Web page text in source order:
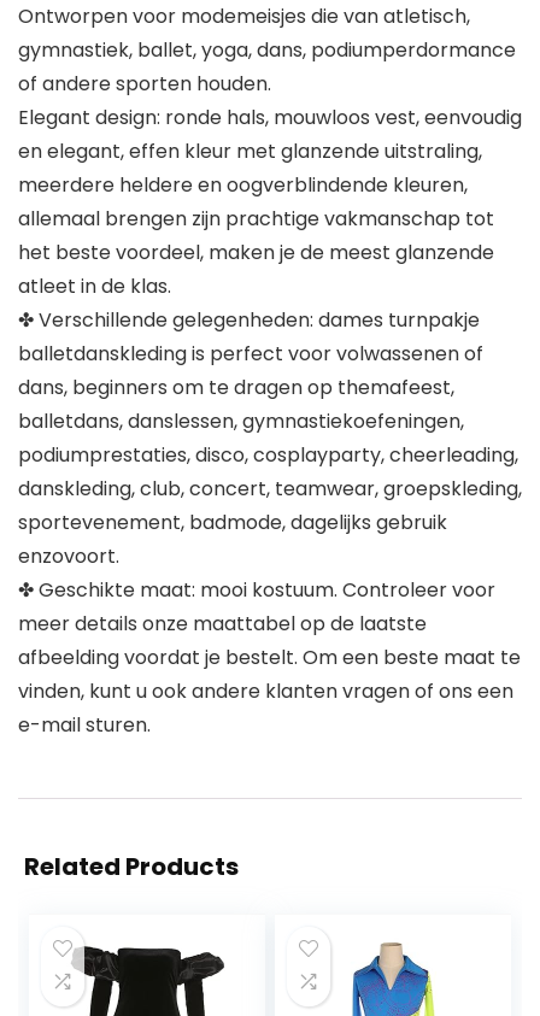
Ontworpen voor modemeisjes die van atletisch,
gymnastiek, ballet, yoga, dans, podiumperdormance
of andere sporten houden.
Elegant design: ronde hals, mouwloos vest, eenvoudig
en elegant, effen kleur met glanzende uitstraling,
meerdere heldere en oogverblindende kleuren,
allemaal brengen zijn prachtige vakmanschap tot
het beste voordeel, maken je de meest glanzende
atleet in de klas.
✤ Verschillende gelegenheden: dames turnpakje
balletdanskleding is perfect voor volwassenen of
dans, beginners om te dragen op themafeest,
balletdans, danslessen, gymnastiekoefeningen,
podiumprestaties, disco, cosplayparty, cheerleading,
danskleding, club, concert, teamwear, groepskleding,
sportevenement, badmode, dagelijks gebruik
enzovoort.
✤ Geschikte maat: mooi kostuum. Controleer voor
meer details onze maattabel op de laatste
afbeelding voordat je bestelt. Om een beste maat te
vinden, kunt u ook andere klanten vragen of ons een
e-mail sturen.
Related Products